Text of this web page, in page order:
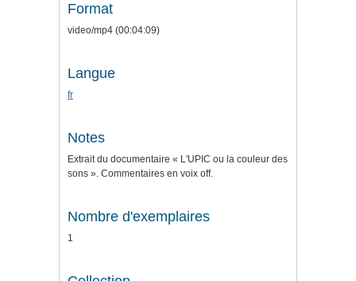
Format
video/mp4 (00:04:09)
Langue
fr
Notes
Extrait du documentaire « L'UPIC ou la couleur des
sons ». Commentaires en voix off.
Nombre d'exemplaires
1